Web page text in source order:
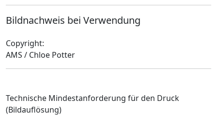
Bildnachweis bei Verwendung
Copyright:
AMS / Chloe Potter
Technische Mindestanforderung für den Druck
(Bildauflösung)